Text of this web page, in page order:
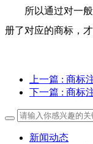
所以通过对一般
册了对应的商标，
上一篇 : 商标
下一篇 : 商标
新闻动态